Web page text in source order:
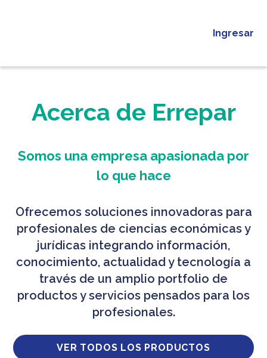
Ingresar
Acerca de Errepar
Somos una empresa apasionada por
lo que hace
Ofrecemos soluciones innovadoras para
profesionales de ciencias económicas y
jurídicas integrando información,
conocimiento, actualidad y tecnología a
través de un amplio portfolio de
productos y servicios pensados para los
profesionales.
VER TODOS LOS PRODUCTOS